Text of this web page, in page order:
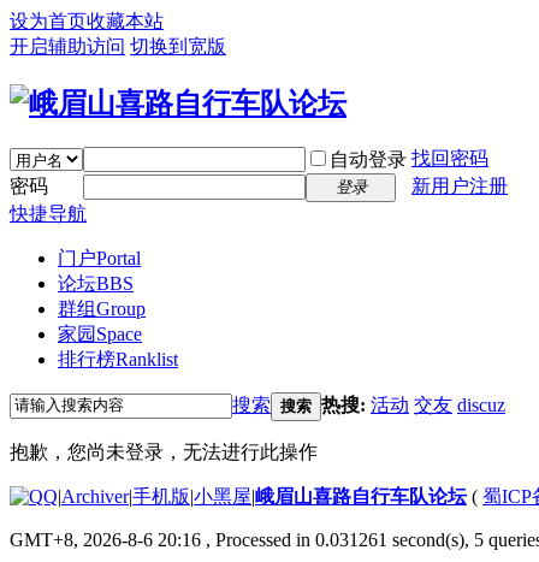
设为首页收藏本站
开启辅助访问 切换到宽版
自动登录 找回密码
密码
登录
新用户注册
快捷导航
门户Portal
论坛BBS
群组Group
家园 Space
排行榜Ranklist
搜索 搜索 热搜: 活动 交友 discuz
抱歉，您尚未登录，无法进行此操作
|Archiver|手机版|小黑屋|峨眉山喜路自行车队论坛( 蜀ICP
GMT+8, 2026-8-6 20:16 , Processed in 0.031261 second(s), 5